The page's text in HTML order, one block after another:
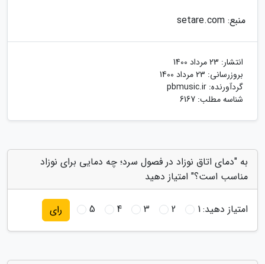
منبع: setare.com
انتشار: 23 مرداد 1400
بروزرسانی: 23 مرداد 1400
گردآورنده: pbmusic.ir
شناسه مطلب: 6167
به "دمای اتاق نوزاد در فصول سرد؛ چه دمایی برای نوزاد
مناسب است؟" امتیاز دهید
امتیاز دهید:1
2
3
4
5 رای